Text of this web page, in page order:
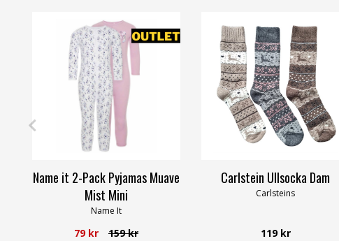
Name it 2-Pack Pyjamas Muave
Mist Mini
Name It
79 kr 159 kr
Carlstein Ullsocka Dam
Carlsteins
119 kr